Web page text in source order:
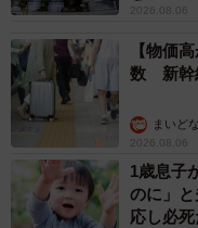
2026.08.06
【物価
数 新幹
まいど
2026.08.06
1歳息子
のに」
応し必